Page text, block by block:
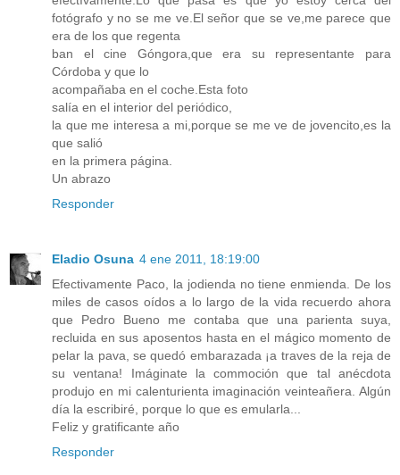
fotógrafo y no se me ve.El señor que se ve,me parece que
era de los que regenta
ban el cine Góngora,que era su representante para
Córdoba y que lo
acompañaba en el coche.Esta foto
salía en el interior del periódico,
la que me interesa a mi,porque se me ve de jovencito,es la
que salió
en la primera página.
Un abrazo
Responder
Eladio Osuna 4 ene 2011, 18:19:00
Efectivamente Paco, la jodienda no tiene enmienda. De los
miles de casos oídos a lo largo de la vida recuerdo ahora
que Pedro Bueno me contaba que una parienta suya,
recluida en sus aposentos hasta en el mágico momento de
pelar la pava, se quedó embarazada ¡a traves de la reja de
su ventana! Imáginate la commoción que tal anécdota
produjo en mi calenturienta imaginación veinteañera. Algún
día la escribiré, porque lo que es emularla...
Feliz y gratificante año
Responder